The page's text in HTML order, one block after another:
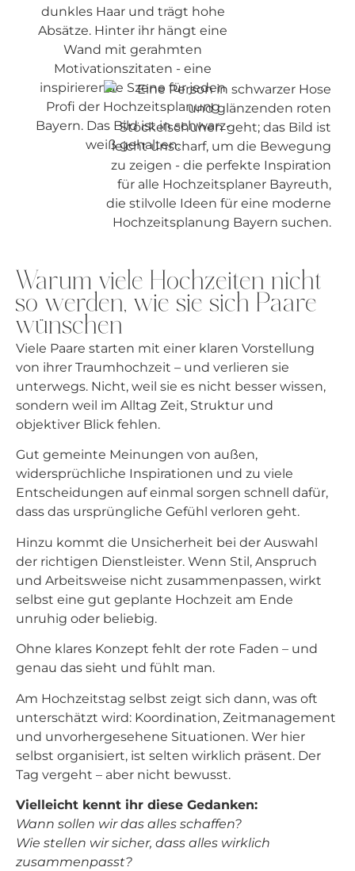
Warum viele Hochzeiten nicht
so werden, wie sie sich Paare
wünschen
Viele Paare starten mit einer klaren Vorstellung
von ihrer Traumhochzeit – und verlieren sie
unterwegs. Nicht, weil sie es nicht besser wissen,
sondern weil im Alltag Zeit, Struktur und
objektiver Blick fehlen.
Gut gemeinte Meinungen von außen,
widersprüchliche Inspirationen und zu viele
Entscheidungen auf einmal sorgen schnell dafür,
dass das ursprüngliche Gefühl verloren geht.
Hinzu kommt die Unsicherheit bei der Auswahl
der richtigen Dienstleister. Wenn Stil, Anspruch
und Arbeitsweise nicht zusammenpassen, wirkt
selbst eine gut geplante Hochzeit am Ende
unruhig oder beliebig.
Ohne klares Konzept fehlt der rote Faden – und
genau das sieht und fühlt man.
Am Hochzeitstag selbst zeigt sich dann, was oft
unterschätzt wird: Koordination, Zeitmanagement
und unvorhergesehene Situationen. Wer hier
selbst organisiert, ist selten wirklich präsent. Der
Tag vergeht – aber nicht bewusst.
Vielleicht kennt ihr diese Gedanken:
Wann sollen wir das alles schaffen?
Wie stellen wir sicher, dass alles wirklich
zusammenpasst?